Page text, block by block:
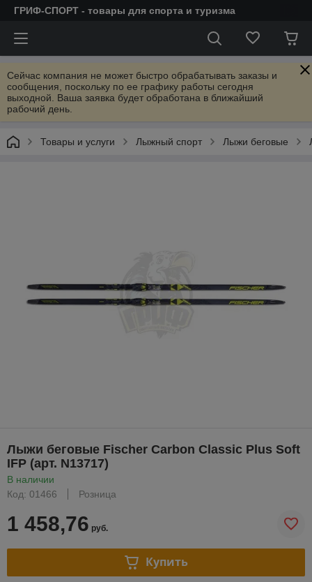
ГРИФ-СПОРТ - товары для спорта и туризма
Сейчас компания не может быстро обрабатывать заказы и
сообщения, поскольку по ее графику работы сегодня
выходной. Ваша заявка будет обработана в ближайший
рабочий день.
Товары и услуги Лыжный спорт Лыжи беговые
Лыжи беговые Fischer Carbon Classic Plus Soft
IFP (арт. N13717)
В наличии
Код: 01466
Розница
1 458,76 руб.
Купить